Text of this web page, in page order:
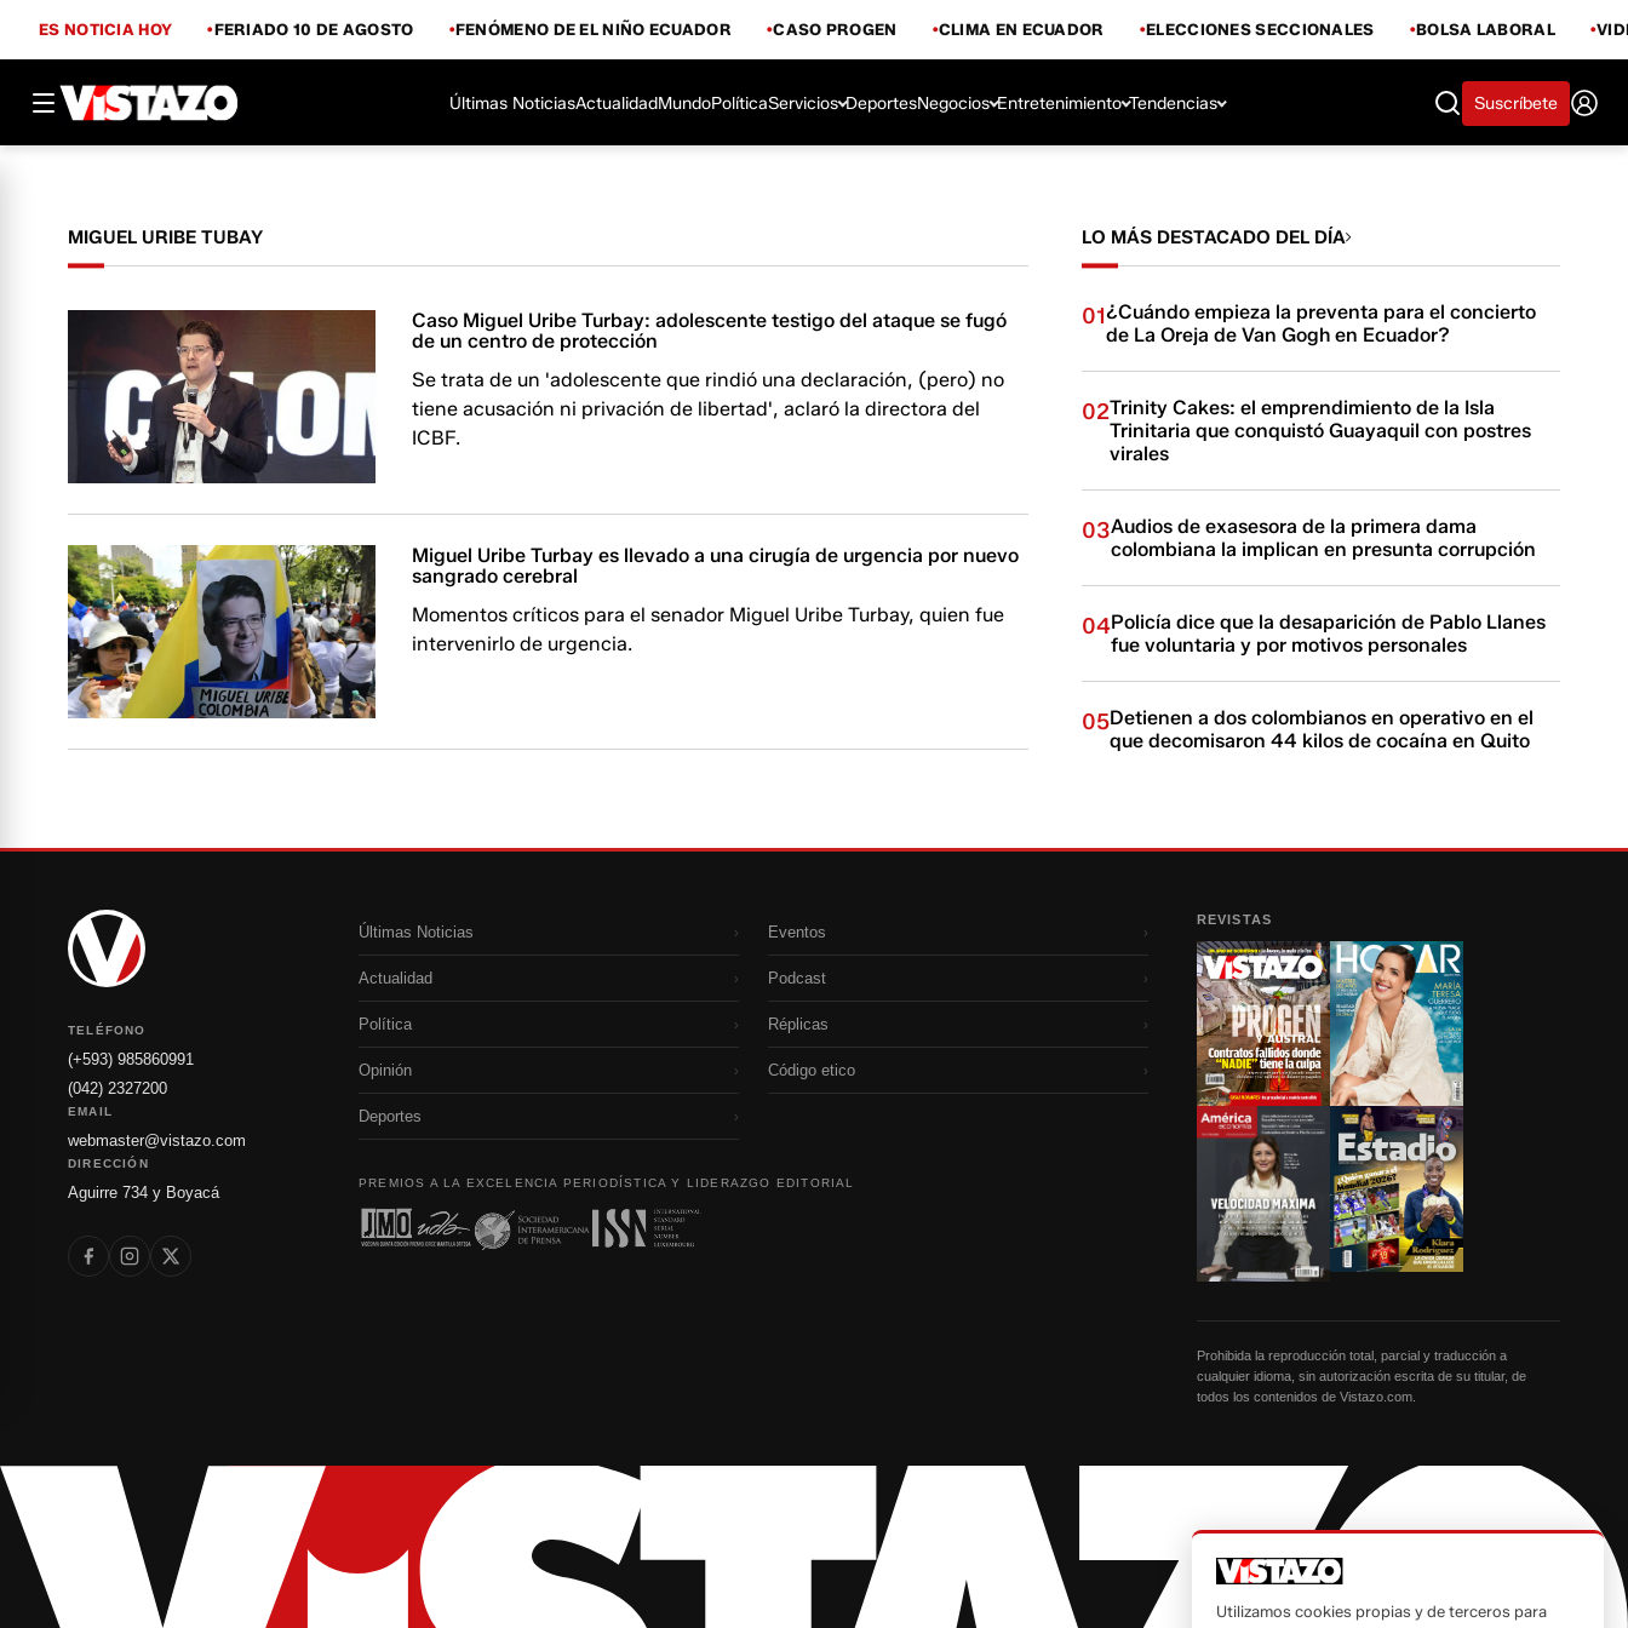
ES NOTICIA HOY FERIADO 10 DE AGOSTO FENÓMENO DE EL NIÑO ECUADOR CASO PROGEN CLIMA EN ECUADOR ELECCIONES SECCIONALES BOLSA LABORAL
Últimas NoticiasActualidadMundoPolíticaServicios DeportesNegocios Entretenimiento Tendencias Suscríbete
MIGUEL URIBE TUBAY
Caso Miguel Uribe Turbay: adolescente testigo del ataque se fugó
de un centro de protección
Se trata de un 'adolescente que rindió una declaración, (pero) no
tiene acusación ni privación de libertad', aclaró la directora del
ICBF.
Miguel Uribe Turbay es llevado a una cirugía de urgencia por nuevo
sangrado cerebral
Momentos críticos para el senador Miguel Uribe Turbay, quien fue
intervenirlo de urgencia.
LO MÁS DESTACADO DEL DÍA
01¿Cuándo empieza la preventa para el concierto
de La Oreja de Van Gogh en Ecuador?
02Trinity Cakes: el emprendimiento de la Isla
Trinitaria que conquistó Guayaquil con postres
virales
03Audios de exasesora de la primera dama
colombiana la implican en presunta corrupción
04Policía dice que la desaparición de Pablo Llanes
fue voluntaria y por motivos personales
05Detienen a dos colombianos en operativo en el
que decomisaron 44 kilos de cocaína en Quito
TELÉFONO
(+593) 985860991
(042) 2327200
EMAIL
webmaster@vistazo.com
DIRECCIÓN
Aguirre 734 y Boyacá
Últimas Noticias ›
Actualidad ›
Política ›
Opinión ›
Deportes ›
Eventos ›
Podcast ›
Réplicas ›
Código etico ›
PREMIOS A LA EXCELENCIA PERIODÍSTICA Y LIDERAZGO EDITORIAL
REVISTAS
Prohibida la reproducción total, parcial y traducción a
cualquier idioma, sin autorización escrita de su titular, de
todos los contenidos de Vistazo.com.
Utilizamos cookies propias y de terceros para